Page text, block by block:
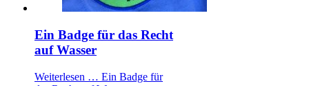
Ein Badge für das Recht
auf Wasser
Weiterlesen … Ein Badge für